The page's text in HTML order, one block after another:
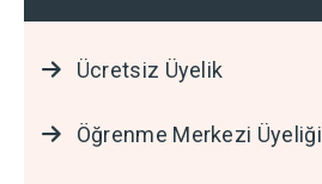
Ücretsiz Üyelik
Öğrenme Merkezi Üyeliği